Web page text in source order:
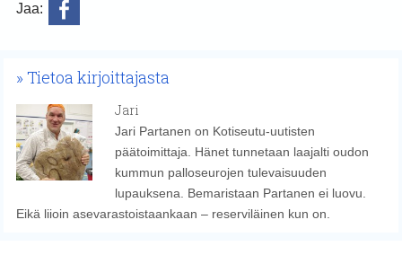
Jaa:
Tietoa kirjoittajasta
Jari
Jari Partanen on Kotiseutu-uutisten
päätoimittaja. Hänet tunnetaan laajalti oudon
kummun palloseurojen tulevaisuuden
lupauksena. Bemaristaan Partanen ei luovu.
Eikä liioin asevarastoistaankaan – reserviläinen kun on.